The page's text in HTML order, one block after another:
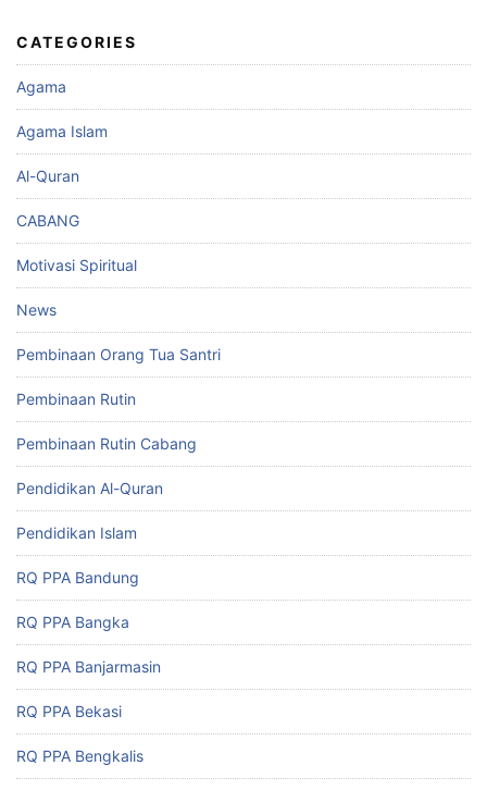
CATEGORIES
Agama
Agama Islam
Al-Quran
CABANG
Motivasi Spiritual
News
Pembinaan Orang Tua Santri
Pembinaan Rutin
Pembinaan Rutin Cabang
Pendidikan Al-Quran
Pendidikan Islam
RQ PPA Bandung
RQ PPA Bangka
RQ PPA Banjarmasin
RQ PPA Bekasi
RQ PPA Bengkalis